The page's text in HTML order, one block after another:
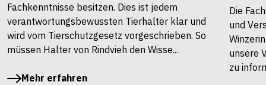
Fachkenntnisse besitzen. Dies ist jedem
verantwortungsbewussten Tierhalter klar und
wird vom Tierschutzgesetz vorgeschrieben. So
müssen Halter von Rindvieh den Wisse...
Mehr erfahren
Die
und
unsere
zu